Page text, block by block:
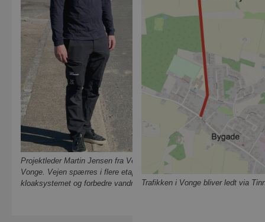
Projektleder Martin Jensen fra Vejle Spildevand ved Bygade i
Vonge. Vejen spærres i flere etaper for at udskifte
kloaksystemet og forbedre vandmiljøet i Gudenåen.
Trafikken i Vonge bliver ledt via